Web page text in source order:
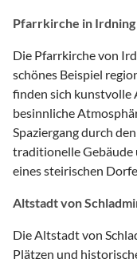
Pfarrkirche in Irdning
Die Pfarrkirche von
schönes Beispiel
finden sich kunstvolle
besinnliche
Spaziergang durch
traditionelle Gebäude
eines steirischen
Altstadt von
Die Altstadt von
Plätzen und